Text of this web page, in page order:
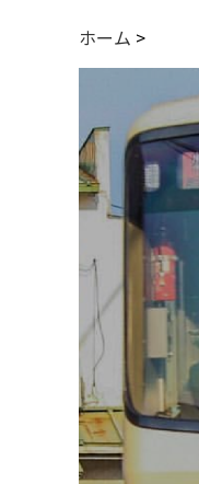
ホーム >